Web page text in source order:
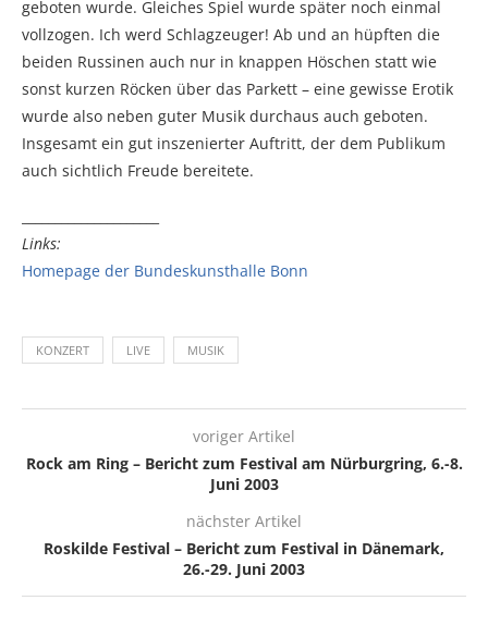
geboten wurde. Gleiches Spiel wurde später noch einmal
vollzogen. Ich werd Schlagzeuger! Ab und an hüpften die
beiden Russinen auch nur in knappen Höschen statt wie
sonst kurzen Röcken über das Parkett – eine gewisse Erotik
wurde also neben guter Musik durchaus auch geboten.
Insgesamt ein gut inszenierter Auftritt, der dem Publikum
auch sichtlich Freude bereitete.
Links:
Homepage der Bundeskunsthalle Bonn
KONZERT LIVE MUSIK
voriger Artikel
Rock am Ring – Bericht zum Festival am Nürburgring, 6.-8.
Juni 2003
nächster Artikel
Roskilde Festival – Bericht zum Festival in Dänemark,
26.-29. Juni 2003